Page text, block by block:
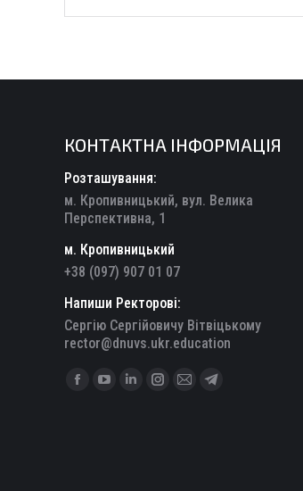
КОНТАКТНА ІНФОРМАЦІЯ
Розташування:
м. Кропивницький, вул. Велика
Перспективна, 1
м. Кропивницький
+38 (097) 907 01 07
Напиши Ректорові:
Сергію Сергійовичу Вітвіцькому
rector@dnuvs.ukr.education
Find us on:
Facebook
YouTubeLinkedinInstagram
Mail
Telegram